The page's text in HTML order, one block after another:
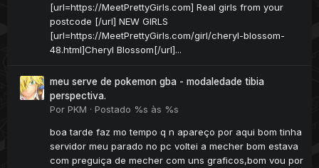
[url=https://MeetPrettyGirls.com] Real girls from your
postcode [/url] NEW GIRLS
[url=https://MeetPrettyGirls.com/girl/cheryl-blossom-
48.html]Cheryl Blossom[/url]...
meu serve de pokemon gba - modaledade tibia
perspectiva.
Por PKM · Postado %s às %s
boa tarde faz mo tempo q n apareço por aqui bom tinha
servidor meu parado no pc voltei a mecher bom estava
com preguiça de mecher com uns graficos,bom vou por